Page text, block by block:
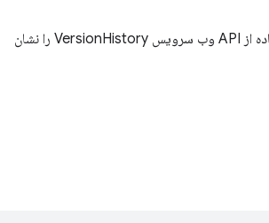
این صفحه نمونه استفاده از API وب سرویس VersionHistory را نشان